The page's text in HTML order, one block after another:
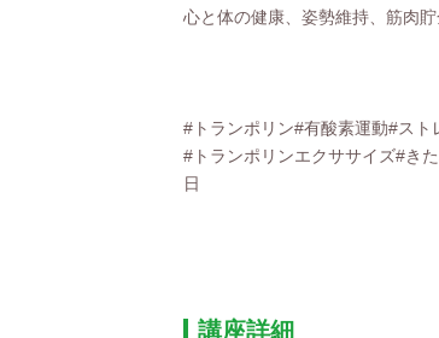
心と体の健康、姿勢維持、筋肉
#トランポリン#有酸素運動#ス
#トランポリンエクササイズ#き
日
講座詳細